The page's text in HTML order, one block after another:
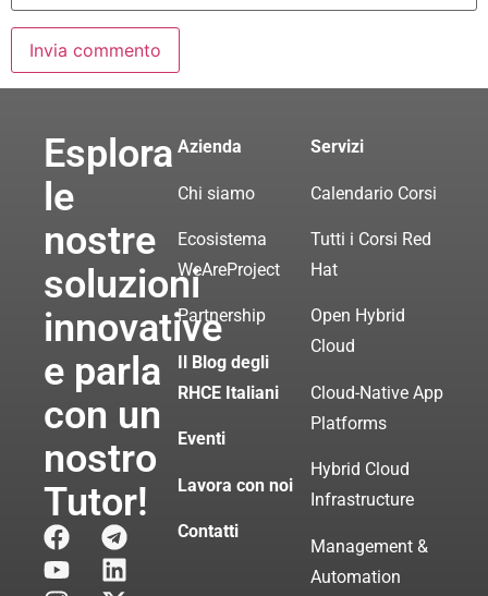
Esplora
le
nostre
soluzioni
innovative
e parla
con un
nostro
Tutor!
Azienda
Chi siamo
Ecosistema
WeAreProject
Partnership
Il Blog degli
RHCE Italiani
Eventi
Lavora con noi
Contatti
Servizi
Calendario Corsi
Tutti i Corsi Red
Hat
Open Hybrid
Cloud
Cloud-Native App
Platforms
Hybrid Cloud
Infrastructure
Management &
Automation